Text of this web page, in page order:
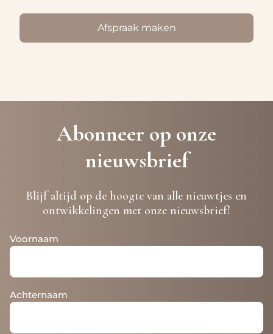
Afspraak maken
Abonneer op onze
nieuwsbrief
Blijf altijd op de hoogte van alle nieuwtjes en
ontwikkelingen met onze nieuwsbrief!
Voornaam
Achternaam